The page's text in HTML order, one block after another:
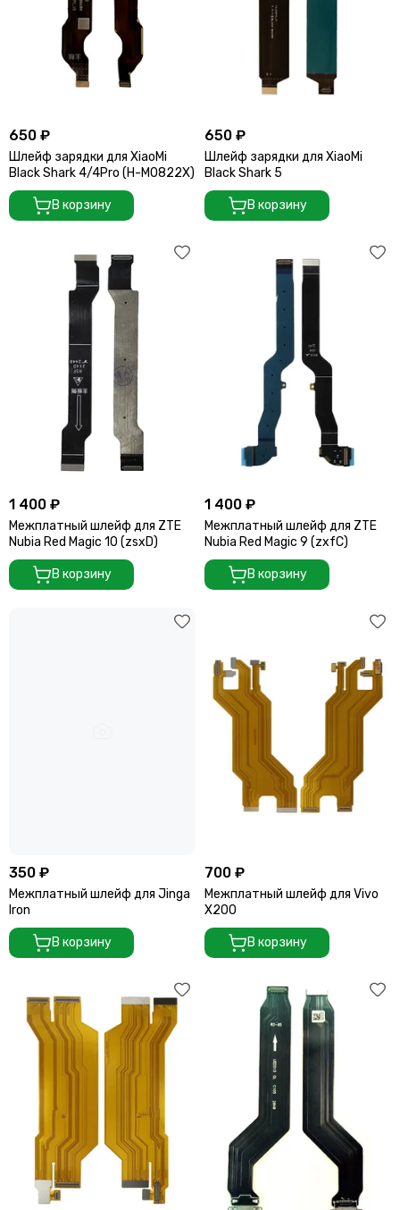
650 ₽
Шлейф зарядки для XiaoMi
Black Shark 4/4Pro (H-M0822X)
В корзину
650 ₽
Шлейф зарядки для XiaoMi
Black Shark 5
В корзину
1 400 ₽
Межплатный шлейф для ZTE
Nubia Red Magic 10 (zsxD)
В корзину
1 400 ₽
Межплатный шлейф для ZTE
Nubia Red Magic 9 (zxfC)
В корзину
350 ₽
Межплатный шлейф для Jinga
Iron
В корзину
700 ₽
Межплатный шлейф для Vivo
X200
В корзину